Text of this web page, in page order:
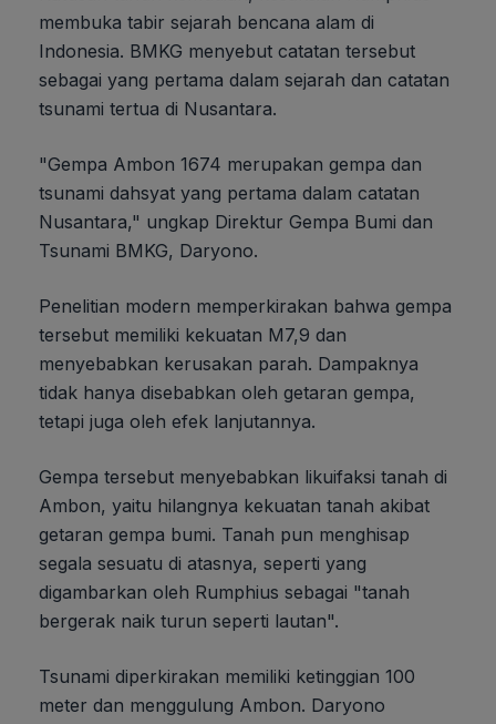
membuka tabir sejarah bencana alam di
Indonesia. BMKG menyebut catatan tersebut
sebagai yang pertama dalam sejarah dan catatan
tsunami tertua di Nusantara.
"Gempa Ambon 1674 merupakan gempa dan
tsunami dahsyat yang pertama dalam catatan
Nusantara," ungkap Direktur Gempa Bumi dan
Tsunami BMKG, Daryono.
Penelitian modern memperkirakan bahwa gempa
tersebut memiliki kekuatan M7,9 dan
menyebabkan kerusakan parah. Dampaknya
tidak hanya disebabkan oleh getaran gempa,
tetapi juga oleh efek lanjutannya.
Gempa tersebut menyebabkan likuifaksi tanah di
Ambon, yaitu hilangnya kekuatan tanah akibat
getaran gempa bumi. Tanah pun menghisap
segala sesuatu di atasnya, seperti yang
digambarkan oleh Rumphius sebagai "tanah
bergerak naik turun seperti lautan".
Tsunami diperkirakan memiliki ketinggian 100
meter dan menggulung Ambon. Daryono